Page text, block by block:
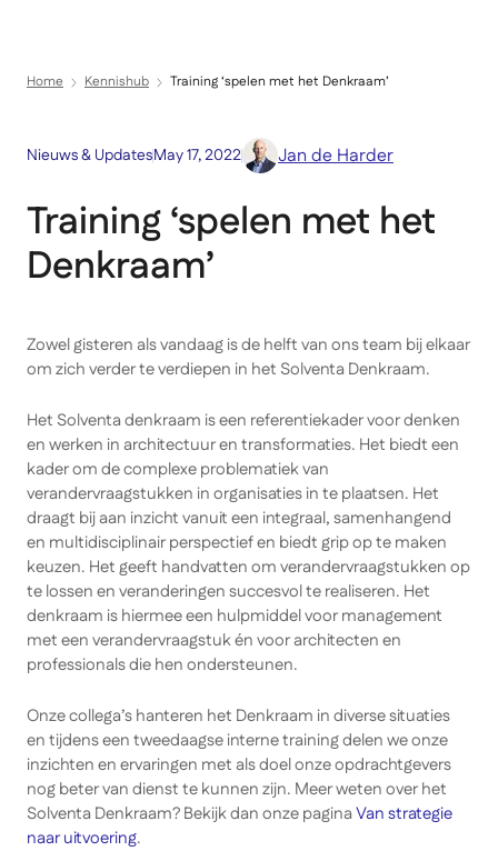
Direct naar inhoud
Home Kennishub Training ‘spelen met het Denkraam’
Nieuws & UpdatesMay 17, 2022 Jan de Harder
Training ‘spelen met het
Denkraam’
Zowel gisteren als vandaag is de helft van ons team bij elkaar
om zich verder te verdiepen in het Solventa Denkraam.
Het Solventa denkraam is een referentiekader voor denken
en werken in architectuur en transformaties. Het biedt een
kader om de complexe problematiek van
verandervraagstukken in organisaties in te plaatsen. Het
draagt bij aan inzicht vanuit een integraal, samenhangend
en multidisciplinair perspectief en biedt grip op te maken
keuzen. Het geeft handvatten om verandervraagstukken op
te lossen en veranderingen succesvol te realiseren. Het
denkraam is hiermee een hulpmiddel voor management
met een verandervraagstuk én voor architecten en
professionals die hen ondersteunen.
Onze collega’s hanteren het Denkraam in diverse situaties
en tijdens een tweedaagse interne training delen we onze
inzichten en ervaringen met als doel onze opdrachtgevers
nog beter van dienst te kunnen zijn. Meer weten over het
Solventa Denkraam? Bekijk dan onze paginaVan strategie
naar uitvoering.